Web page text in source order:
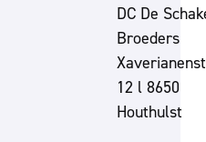
DC De
Broeders
12 l 8650
Houthulst